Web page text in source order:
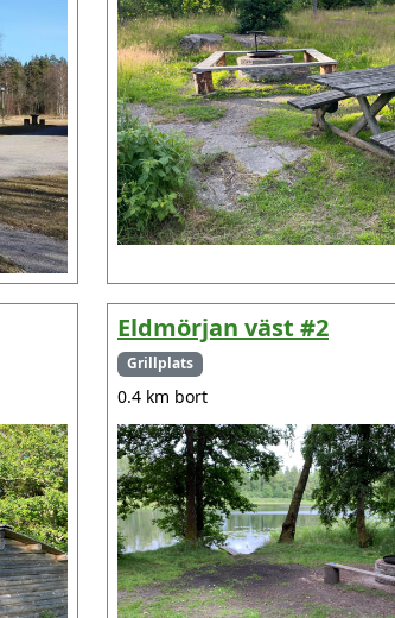
Eldmörjan väst #2
Grillplats
0.4 km bort